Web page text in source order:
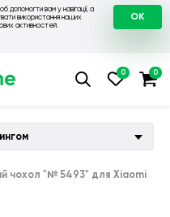
допомогти вам у навігації, а
використання наших
активностей.
OK
💛 Чохол для Xiaomi
чохол "№ 5493" для Xiaomi